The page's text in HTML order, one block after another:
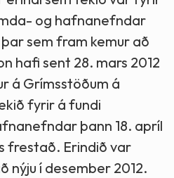
og hafnanefndar
sem fram kemur að
hafi sent 28. mars 2012
á Grímsstöðum á
fyrir á fundi
þann 18. apríl
frestað. Erindið var
nýju í desember 2012.